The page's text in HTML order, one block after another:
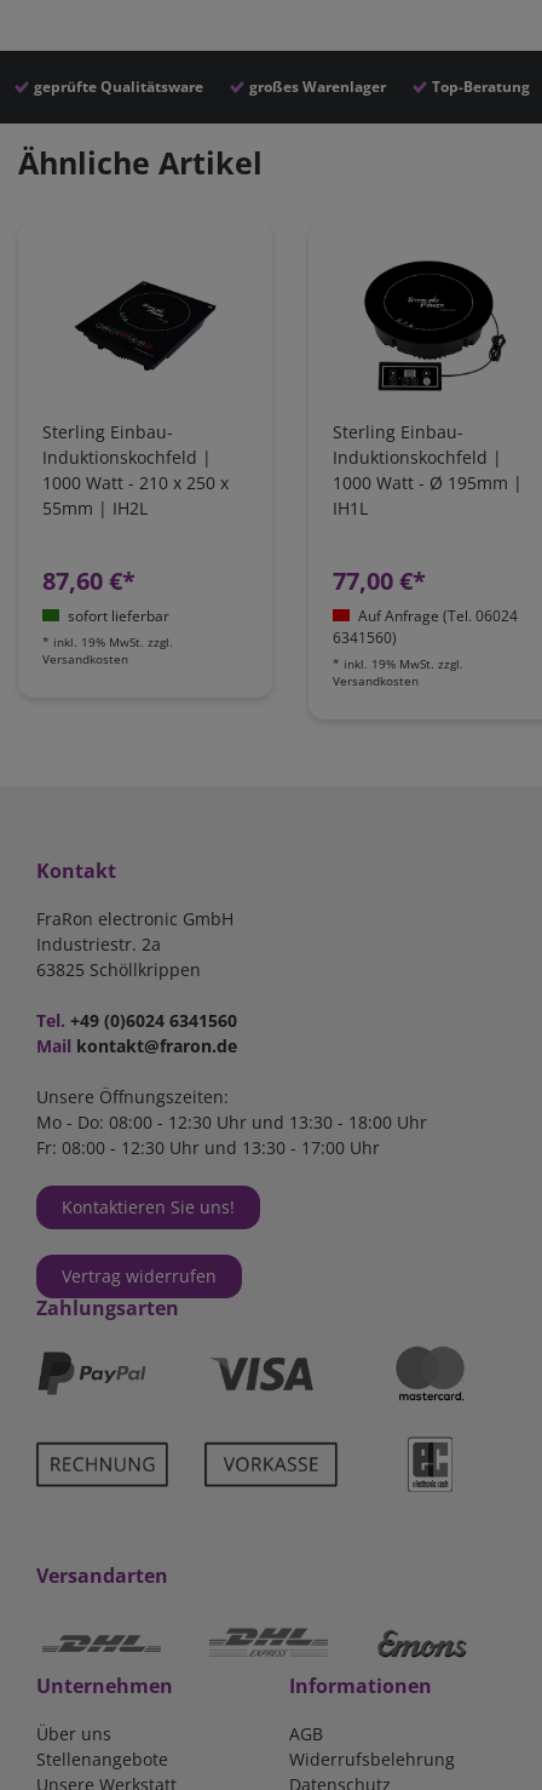
geprüfte Qualitätsware großes Warenlager Top-Beratung
Ähnliche Artikel
Sterling Einbau-
Induktionskochfeld |
1000 Watt - 210 x 250 x
55mm | IH2L
87,60 €*
sofort lieferbar
* inkl. 19% MwSt. zzgl.
Versandkosten
Sterling Einbau-
Induktionskochfeld |
1000 Watt - Ø 195mm |
IH1L
77,00 €*
Auf Anfrage (Tel. 06024
6341560)
* inkl. 19% MwSt. zzgl.
Versandkosten
Kontakt
FraRon electronic GmbH
Industriestr. 2a
63825 Schöllkrippen
Tel. +49 (0)6024 6341560
Mail kontakt@fraron.de
Unsere Öffnungszeiten:
Mo - Do: 08:00 - 12:30 Uhr und 13:30 - 18:00 Uhr
Fr: 08:00 - 12:30 Uhr und 13:30 - 17:00 Uhr
Kontaktieren Sie uns!
Vertrag widerrufen
Zahlungsarten
Versandarten
Unternehmen
Über uns
Stellenangebote
Unsere Werkstatt
Informationen
AGB
Widerrufsbelehrung
Datenschutz